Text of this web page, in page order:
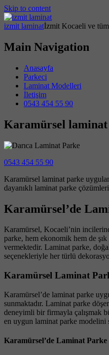
Skip to content
izmit laminatİzmit Kocaeli ve
Main Navigation
Anasayfa
Parkeci
Laminat Modelleri
İletişim
0543 454 55 90
Karamürsel
0543 454 55 90
Karamürsel laminat parke
dayanıklı laminat parke
Karamürsel’de
Karamürsel, Kocaeli’nin
parke, hem ekonomik hem de
vermektedir. Laminat parke,
seçenekleriyle her türlü
Karamürsel Laminat
Karamürsel’de laminat parke
sunmaktadır. Laminat parke
deneyimli bir firmayla çalışmak
en uygun laminat parke modelini
Karamürsel’de Laminat Parke